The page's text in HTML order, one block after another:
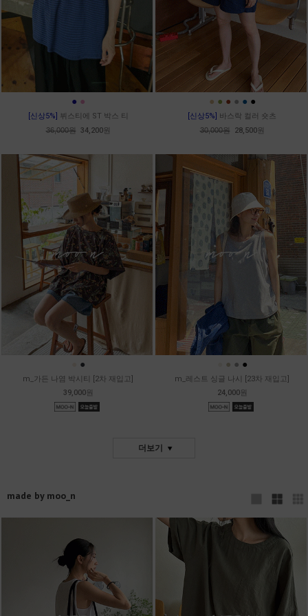
● ●
[신상5%] 뷔스티에 ST 박스 티
36,000원 34,200원
● ● ● ● ● ●
[신상5%] 바스락 컬러 숏츠
30,000원 28,500원
●
m_가든 나염 박시티 [2차 재입고]
39,000원
● ● ●
m_레스트 싱글 나시 [23차 재입고]
24,000원
더보기
made by moo_n